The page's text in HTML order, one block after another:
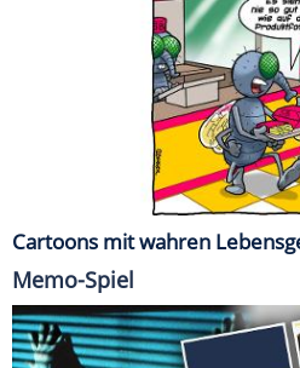
Cartoons mit wahren
Memo-Spiel